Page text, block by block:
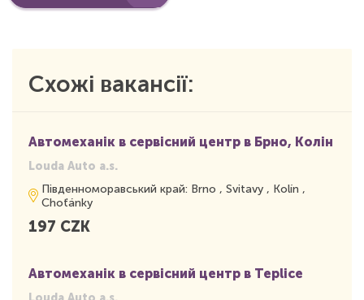
Схожі вакансії:
Автомеханік в сервісний центр в Брно, Колін
Louda Auto a.s.
Південноморавський край: Brno , Svitavy , Kolín ,
Choťánky
197 CZK
Автомеханік в сервісний центр в Teplice